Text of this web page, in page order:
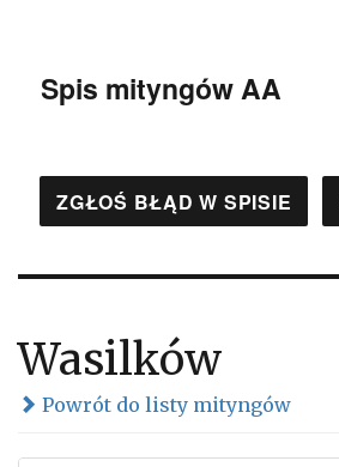
Spis mityngów AA
ZGŁOŚ BŁĄD W SPISIE
Wasilków
Powrót do listy mityngów